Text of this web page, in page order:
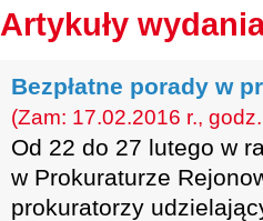
Artykuły
Bezpłatne porady w
(Zam: 17.02.2016 r.,
Od 22 do 27 lutego w
w Prokuraturze
prokuratorzy